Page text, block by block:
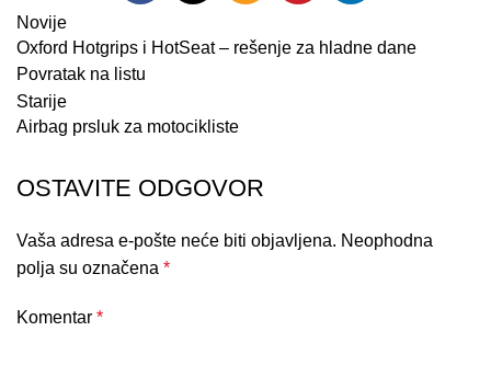
Novije
Oxford Hotgrips i HotSeat – rešenje za hladne dane
Povratak na listu
Starije
Airbag prsluk za motocikliste
OSTAVITE ODGOVOR
Vaša adresa e-pošte neće biti objavljena. Neophodna
polja su označena *
Komentar *